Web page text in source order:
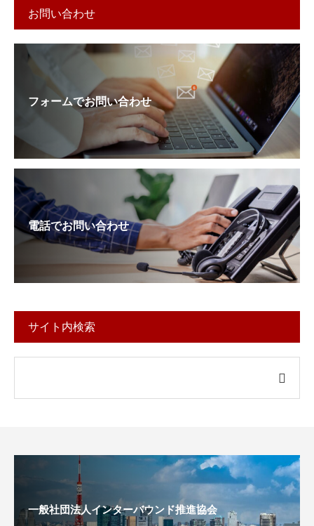
お問い合わせ
フォームでお問い合わせ
電話でお問い合わせ
サイト内検索
一般社団法人インターバウンド推進協会